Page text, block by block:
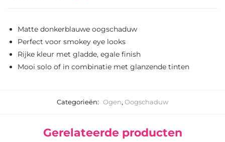
Matte donkerblauwe oogschaduw
Perfect voor smokey eye looks
Rijke kleur met gladde, egale finish
Mooi solo of in combinatie met glanzende tinten
Categorieën: Ogen, Oogschaduw
Gerelateerde producten